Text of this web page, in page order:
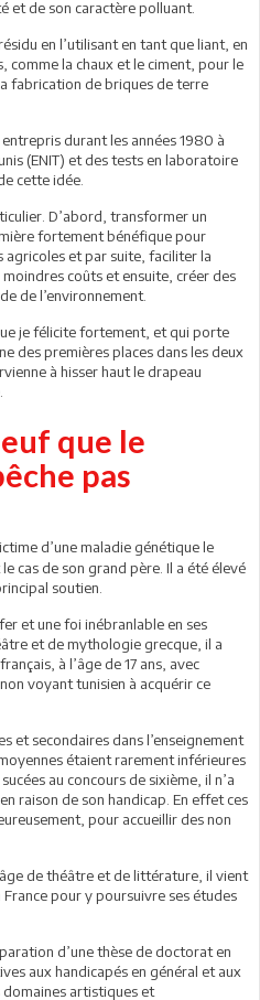
et de son caractère polluant.
en l’utilisant en tant que liant, en
comme la chaux et le ciment, pour le
fabrication de briques de terre
durant les années 1980 à
(ENIT) et des tests en laboratoire
cette idée.
D’abord, transformer un
fortement bénéfique pour
et par suite, faciliter la
coûts et ensuite, créer des
de l’environnement.
je félicite fortement, et qui porte
des premières places dans les deux
à hisser haut le drapeau
que le
pas
d’une maladie génétique le
cas de son grand père. Il a été élevé
soutien.
et une foi inébranlable en ses
et de mythologie grecque, il a
à l’âge de 17 ans, avec
voyant tunisien à acquérir ce
et secondaires dans l’enseignement
étaient rarement inférieures
au concours de sixième, il n’a
raison de son handicap. En effet ces
pour accueillir des non
de théâtre et de littérature, il vient
France pour y poursuivre ses études
d’une thèse de doctorat en
aux handicapés en général et aux
artistiques et